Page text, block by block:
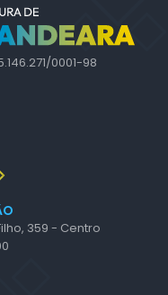
359 - Centro
0001-98